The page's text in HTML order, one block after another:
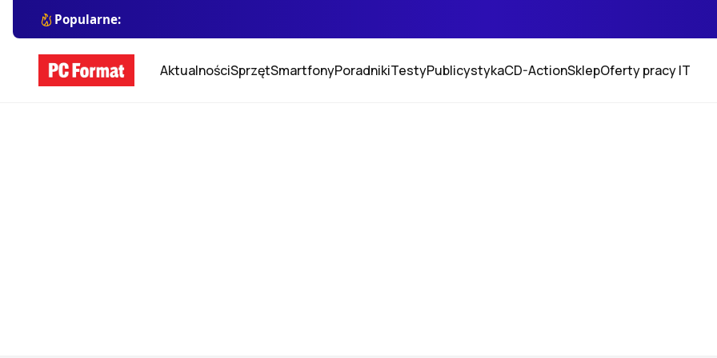
Popularne:
AktualnościSprzętSmartfonyPoradnikiTestyPublicystykaCD-ActionSklepOferty pracy IT